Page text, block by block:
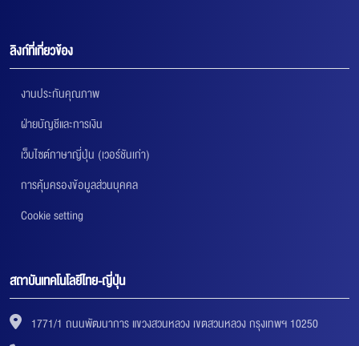
ลิงก์ที่เกี่ยวข้อง
งานประกันคุณภาพ
ฝ่ายบัญชีและการเงิน
เว็บไซต์ภาษาญี่ปุ่น (เวอร์ชันเก่า)
การคุ้มครองข้อมูลส่วนบุคคล
Cookie setting
สถาบันเทคโนโลยีไทย-ญี่ปุ่น
1771/1 ถนนพัฒนาการ แขวงสวนหลวง เขตสวนหลวง กรุงเทพฯ 10250